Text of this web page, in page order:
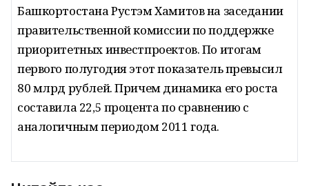
Башкортостана Рустэм Хамитов на заседании
правительственной комиссии по поддержке
приоритетных инвестпроектов. По итогам
первого полугодия этот показатель превысил
80 млрд рублей. Причем динамика его роста
составила 22,5 процента по сравнению с
аналогичным периодом 2011 года.